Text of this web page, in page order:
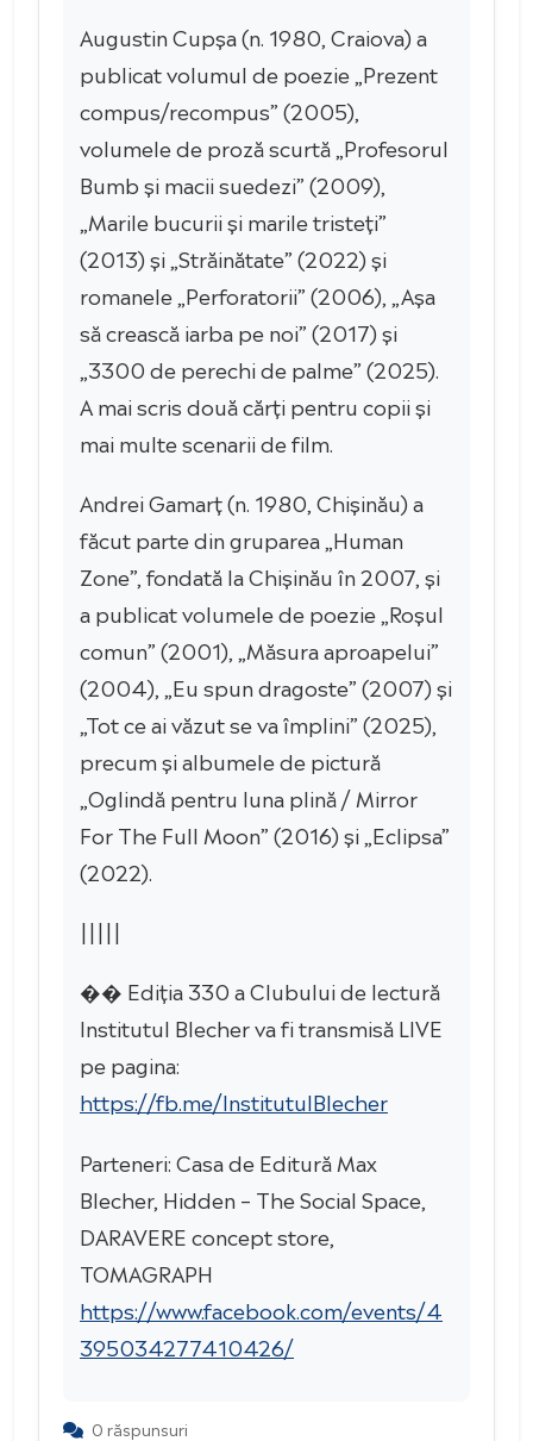
Augustin Cupșa (n. 1980, Craiova) a
publicat volumul de poezie „Prezent
compus/recompus” (2005),
volumele de proză scurtă „Profesorul
Bumb și macii suedezi” (2009),
„Marile bucurii și marile tristeți”
(2013) și „Străinătate” (2022) și
romanele „Perforatorii” (2006), „Așa
să crească iarba pe noi” (2017) și
„3300 de perechi de palme” (2025).
A mai scris două cărți pentru copii și
mai multe scenarii de film.
Andrei Gamarț (n. 1980, Chișinău) a
făcut parte din gruparea „Human
Zone”, fondată la Chișinău în 2007, și
a publicat volumele de poezie „Roșul
comun” (2001), „Măsura aproapelui”
(2004), „Eu spun dragoste” (2007) și
„Tot ce ai văzut se va împlini” (2025),
precum și albumele de pictură
„Oglindă pentru luna plină / Mirror
For The Full Moon” (2016) și „Eclipsa”
(2022).
|||||
�� Ediția 330 a Clubului de lectură
Institutul Blecher va fi transmisă LIVE
pe pagina:
https://fb.me/InstitutulBlecher
Parteneri: Casa de Editură Max
Blecher, Hidden – The Social Space,
DARAVERE concept store,
TOMAGRAPH
https://www.facebook.com/events/4
395034277410426/
0 răspunsuri